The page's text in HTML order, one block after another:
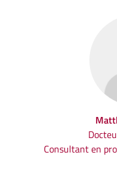
Consultant en